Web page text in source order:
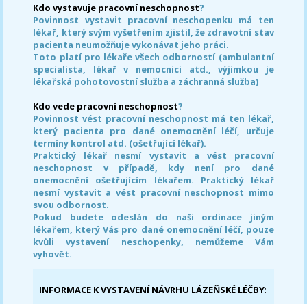
Kdo vystavuje pracovní neschopnost?
Povinnost vystavit pracovní neschopenku má ten
lékař, který svým vyšetřením zjistil, že zdravotní stav
pacienta neumožňuje vykonávat jeho práci.
Toto platí pro lékaře všech odborností (ambulantní
specialista, lékař v nemocnici atd., výjimkou je
lékařská pohotovostní služba a záchranná služba)
Kdo vede pracovní neschopnost?
Povinnost vést pracovní neschopnost má ten lékař,
který pacienta pro dané onemocnění léčí, určuje
termíny kontrol atd. (ošetřující lékař).
Praktický lékař nesmí vystavit a vést pracovní
neschopnost v případě, kdy není pro dané
onemocnění ošetřujícím lékařem. Praktický lékař
nesmí vystavit a vést pracovní neschopnost mimo
svou odbornost.
Pokud budete odeslán do naši ordinace jiným
lékařem, který Vás pro dané onemocnění léčí, pouze
kvůli vystavení neschopenky, nemůžeme Vám
vyhovět.
INFORMACE K VYSTAVENÍ NÁVRHU LÁZEŇSKÉ LÉČBY: